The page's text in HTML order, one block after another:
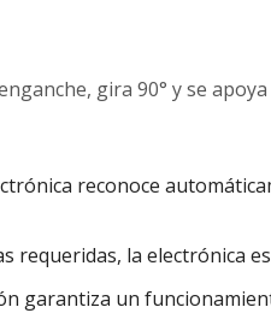
gira 90° y se
reconoce
requeridas, la electrónica
garantiza un